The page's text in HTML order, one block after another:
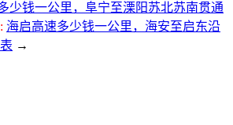
少钱一公里，阜宁至溧阳苏北苏南贯通
海启高速多少钱一公里，海安至启东沿
→